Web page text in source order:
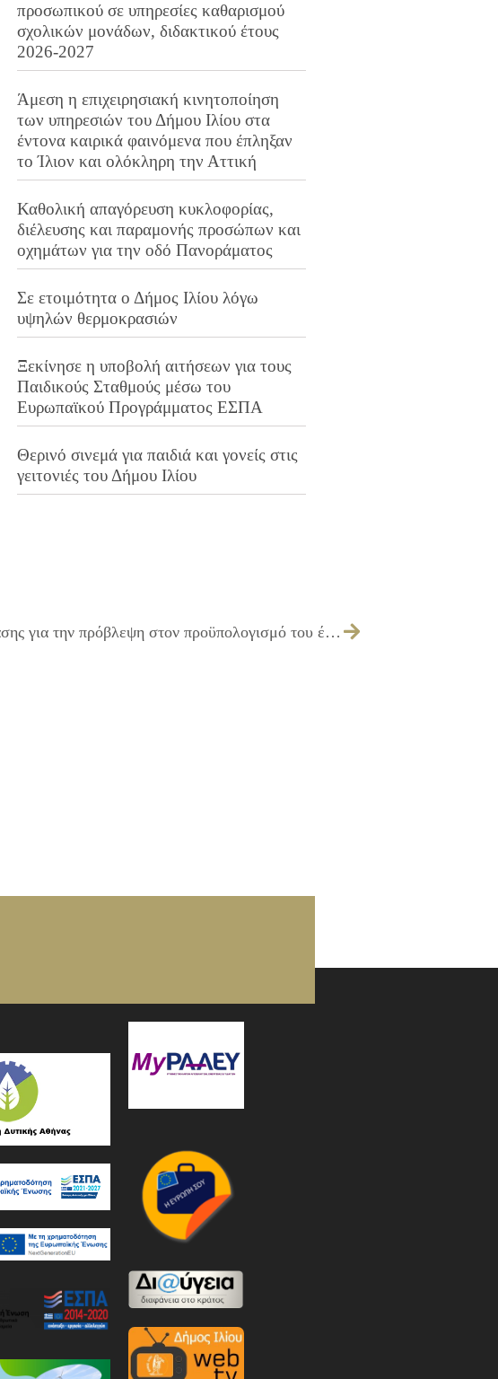
προσωπικού σε υπηρεσίες καθαρισμού
σχολικών μονάδων, διδακτικού έτους
2026-2027
Άμεση η επιχειρησιακή κινητοποίηση
των υπηρεσιών του Δήμου Ιλίου στα
έντονα καιρικά φαινόμενα που έπληξαν
το Ίλιον και ολόκληρη την Αττική
Καθολική απαγόρευση κυκλοφορίας,
διέλευσης και παραμονής προσώπων και
οχημάτων για την οδό Πανοράματος
Σε ετοιμότητα ο Δήμος Ιλίου λόγω
υψηλών θερμοκρασιών
Ξεκίνησε η υποβολή αιτήσεων για τους
Παιδικούς Σταθμούς μέσω του
Ευρωπαϊκού Προγράμματος ΕΣΠΑ
Θερινό σινεμά για παιδιά και γονείς στις
γειτονιές του Δήμου Ιλίου
167/2013 – Λήψη απόφασης για την πρόβλεψη στον προϋπολογισμό του έτους 2014 και στον ίδιο κωδικό, του ποσού των 5.350,00 € για την κατασκευή του έργου ΠΑΡΕΜΒΑΣΕΙΣ ΒΕΛΤΙΩΣΗΣ ΣΧΟΛΙΚΩΝ ΚΤΙΡΙΩΝ ΕΡΓ. Δ1/13